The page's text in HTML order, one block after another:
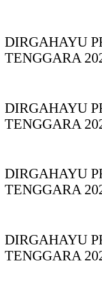
DIRGAHAYU
TENGGARA
DIRGAHAYU
TENGGARA
DIRGAHAYU
TENGGARA
DIRGAHAYU
TENGGARA